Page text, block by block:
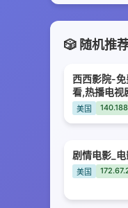
🎲 随机推
西西影院-免
看,热播电视
美国
剧情电影_
美国